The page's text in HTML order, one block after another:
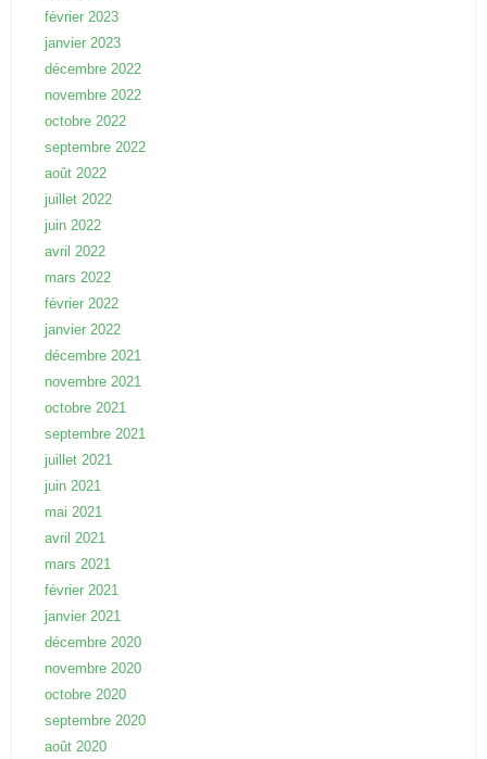
février 2023
janvier 2023
décembre 2022
novembre 2022
octobre 2022
septembre 2022
août 2022
juillet 2022
juin 2022
avril 2022
mars 2022
février 2022
janvier 2022
décembre 2021
novembre 2021
octobre 2021
septembre 2021
juillet 2021
juin 2021
mai 2021
avril 2021
mars 2021
février 2021
janvier 2021
décembre 2020
novembre 2020
octobre 2020
septembre 2020
août 2020